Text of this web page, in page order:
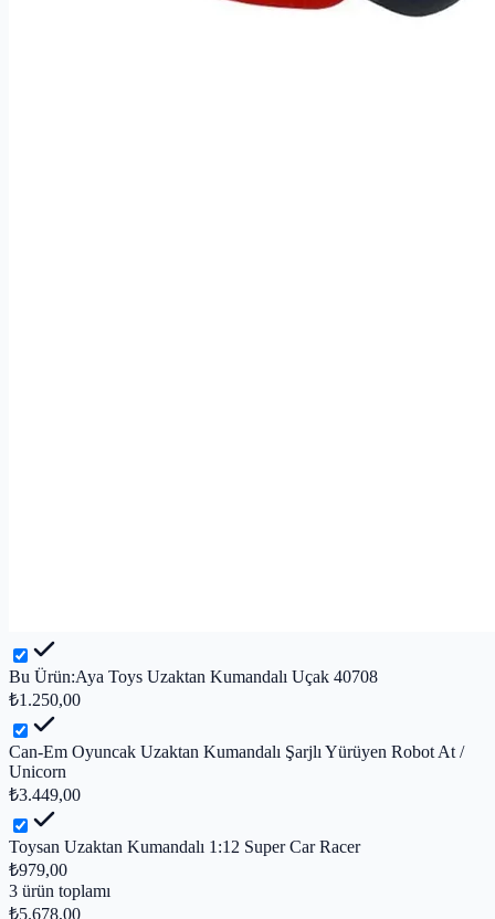
Bu Ürün:Aya Toys Uzaktan Kumandalı Uçak 40708
₺1.250,00
Can-Em Oyuncak Uzaktan Kumandalı Şarjlı Yürüyen Robot At /
Unicorn
₺3.449,00
Toysan Uzaktan Kumandalı 1:12 Super Car Racer
₺979,00
3 ürün toplamı
₺5.678,00